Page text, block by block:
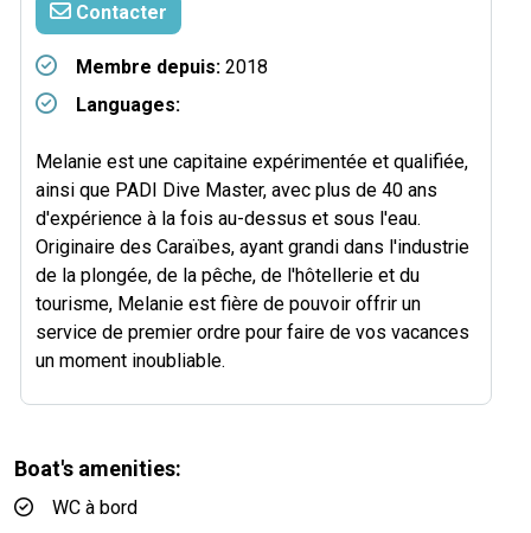
Contacter
Membre depuis: 2018
Languages:
Melanie est une capitaine expérimentée et qualifiée,
ainsi que PADI Dive Master, avec plus de 40 ans
d'expérience à la fois au-dessus et sous l'eau.
Originaire des Caraïbes, ayant grandi dans l'industrie
de la plongée, de la pêche, de l'hôtellerie et du
tourisme, Melanie est fière de pouvoir offrir un
service de premier ordre pour faire de vos vacances
un moment inoubliable.
Boat's amenities:
WC à bord